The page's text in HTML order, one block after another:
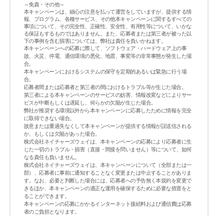
～免責・その他～
本キャンペーンは、細心の注意を払って運営をしていますが、提供する情
報、プログラム、各種サービス、その他本キャンペーンに関するすべての
事項について、その完全性、正確性、安全性、有用性等について、いかな
る保証もするものではありません。また、応募者または第三者が被った以
下の事例を含む損害については、弊社は責任を負いかねます。
本キャンペーンへの応募に際して、ソフトウェア・ハードウェア上の事
故、火災、停電、通信環境の悪化、地震、事変等の非常事態が発生した場
合。
本キャンペーンにおけるシステムの保守を定期的あるいは緊急に行う場
合。
応募者間または応募者と第三者の間におけるトラブル等が生じた場合。
第三者による本キャンペーンのサービスの妨害、情報改変などによりサー
ビスが中断もしくは遅延し、何らかの欠陥が生じた場合。
弊社が推奨する環境以外から本キャンペーンに応募したために情報を完全
に取得できない場合。
故意または重過失なくして本キャンペーンが提供する情報が誤送信される
か、もしくは欠陥があった場合。
株式会社ネイチャーズウェイは、本キャンペーンの応募により応募者に生
じた一切のトラブル・損害（直接・間接を問いません）等について、如何
なる責任も負いません。
株式会社ネイチャーズウェイは、本キャンペーンについて（全部または一
部）、応募者に事前に通知することなく変更または中止することがありま
す。なお、必要と判断した場合には、応募者への予告無く本規約を変更で
きるほか、本キャンペーンの適正な運用を確保するために必要な措置をと
ることができます。
本キャンペーンの応募にかかるインターネット接続料および通信費は応募
者のご負担となります。